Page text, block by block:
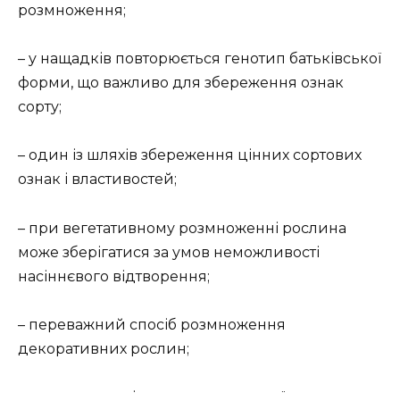
розмноження;
– у нащадків повторюється генотип батьківської
форми, що важливо для збереження ознак
сорту;
– один із шляхів збереження цінних сортових
ознак і властивостей;
– при вегетативному розмноженні рослина
може зберігатися за умов неможливості
насіннєвого відтворення;
– переважний спосіб розмноження
декоративних рослин;